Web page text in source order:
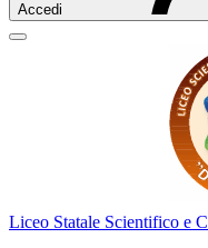
Accedi
Liceo Statale Scientifico e